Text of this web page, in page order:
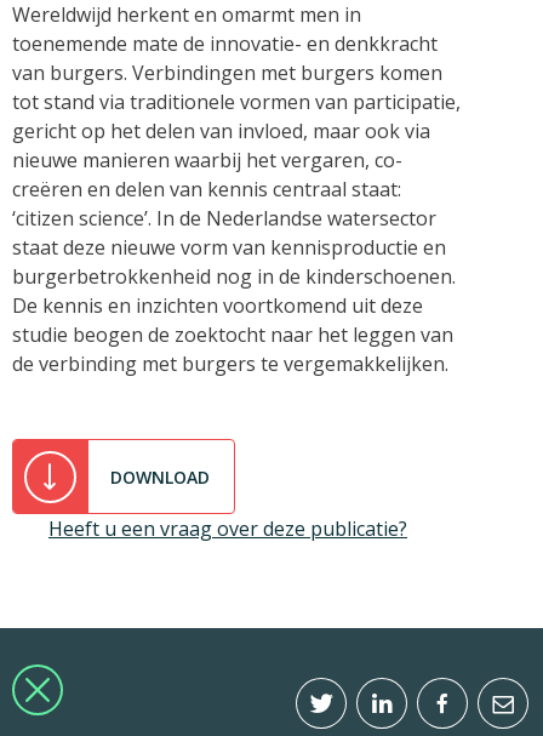
Wereldwijd herkent en omarmt men in
toenemende mate de innovatie- en denkkracht
van burgers. Verbindingen met burgers komen
tot stand via traditionele vormen van participatie,
gericht op het delen van invloed, maar ook via
nieuwe manieren waarbij het vergaren, co-
creëren en delen van kennis centraal staat:
‘citizen science’. In de Nederlandse watersector
staat deze nieuwe vorm van kennisproductie en
burgerbetrokkenheid nog in de kinderschoenen.
De kennis en inzichten voortkomend uit deze
studie beogen de zoektocht naar het leggen van
de verbinding met burgers te vergemakkelijken.
DOWNLOAD
Heeft u een vraag over deze publicatie?